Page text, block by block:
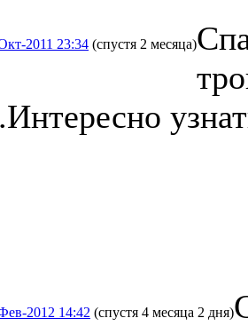
2011 23:34 (спустя 2 месяца)
2012 14:42 (спустя 4 месяца 2 дня)